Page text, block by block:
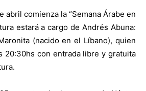
abril comienza la “Semana Árabe en
estará a cargo de Andrés Abuna:
(nacido en el Líbano), quien
20:30hs con entrada libre y gratuita